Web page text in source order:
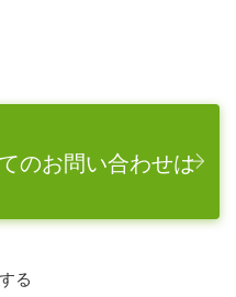
のお問い合わせは
る